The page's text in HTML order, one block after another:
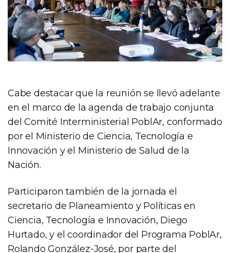
Cabe destacar que la reunión se llevó adelante
en el marco de la agenda de trabajo conjunta
del Comité Interministerial PoblAr, conformado
por el Ministerio de Ciencia, Tecnología e
Innovación y el Ministerio de Salud de la
Nación.
Participaron también de la jornada el
secretario de Planeamiento y Políticas en
Ciencia, Tecnología e Innovación, Diego
Hurtado, y el coordinador del Programa PoblAr,
Rolando González-José, por parte del